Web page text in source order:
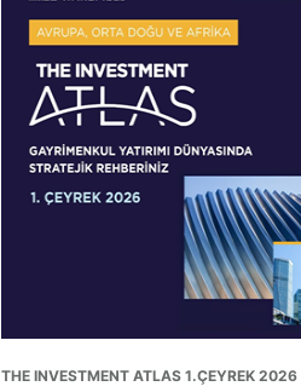
THE INVESTMENT ATLAS 1.ÇEYREK 2026